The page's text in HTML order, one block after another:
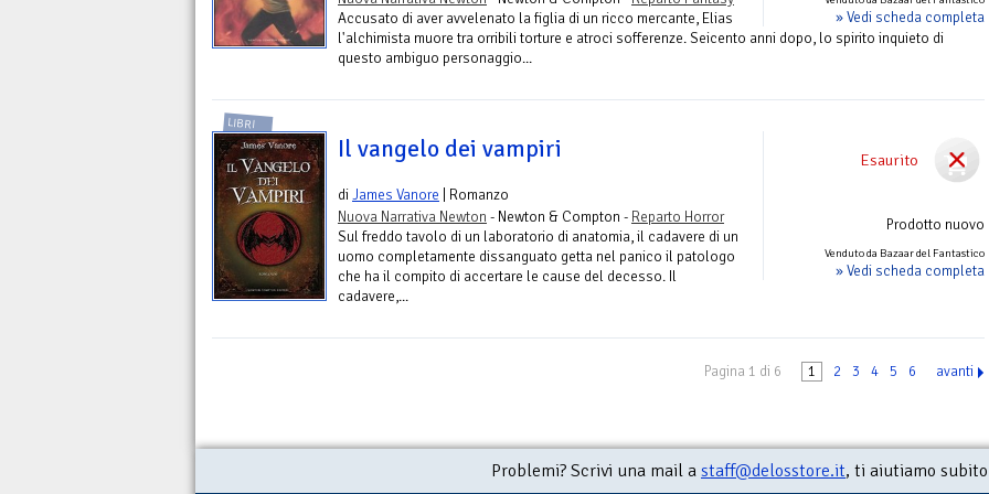
» Vedi scheda completa
Accusato di aver avvelenato la figlia di un ricco mercante, Elias
l'alchimista muore tra orribili torture e atroci sofferenze. Seicento anni dopo, lo spirito inquieto di
questo ambiguo personaggio...
Esaurito
Prodotto nuovo
Venduto da Bazaar del Fantastico
» Vedi scheda completa
LIBRI
Il vangelo dei vampiri
diJames Vanore | Romanzo
Nuova Narrativa Newton - Newton & Compton - Reparto Horror
Sul freddo tavolo di un laboratorio di anatomia, il cadavere di un
uomo completamente dissanguato getta nel panico il patologo
che ha il compito di accertare le cause del decesso. Il
cadavere,...
Pagina 1 di 6 1 2 3 4 5 6 avanti
Problemi? Scrivi una mail a staff@delosstore.it, ti aiutiamo